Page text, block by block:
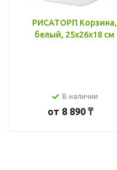
РИСАТОРП Корзина,
белый, 25x26x18 см
В наличии
от 8 890 ₸